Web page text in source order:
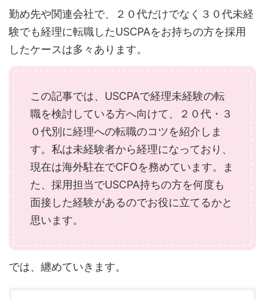
勤め先や関連会社で、２０代だけでなく３０代未経
験でも経理に転職したUSCPAをお持ちの方を採用
したケースは多々あります。
この記事では、USCPAで経理未経験の転
職を検討している方へ向けて、２０代・３
０代別に経理への転職のコツを紹介しま
す。私は未経験者から経理になっており、
現在は海外駐在でCFOを務めています。ま
た、採用担当でUSCPA持ちの方を何度も
面接した経験があるのでお役に立てるかと
思います。
では、纏めていきます。